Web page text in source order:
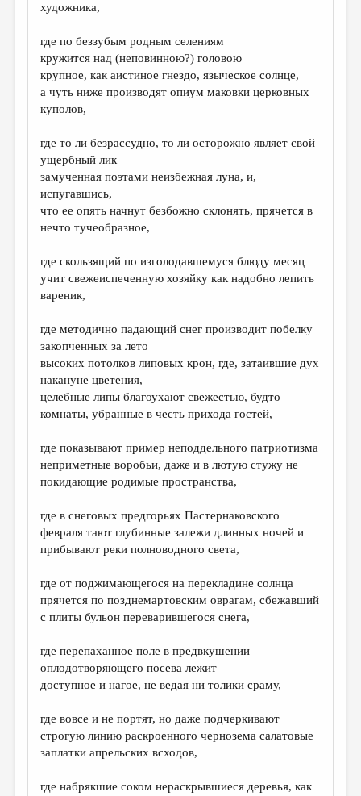
художника,
где по беззубым родным селениям
кружится над (неповинною?) головою
крупное, как аистиное гнездо, языческое солнце,
а чуть ниже производят опиум маковки церковных
куполов,
где то ли безрассудно, то ли осторожно являет свой
ущербный лик
замученная поэтами неизбежная луна, и,
испугавшись,
что ее опять начнут безбожно склонять, прячется в
нечто тучеобразное,
где скользящий по изголодавшемуся блюду месяц
учит свежеиспеченную хозяйку как надобно лепить
вареник,
где методично падающий снег производит побелку
закопченных за лето
высоких потолков липовых крон, где, затаившие дух
накануне цветения,
целебные липы благоухают свежестью, будто
комнаты, убранные в честь прихода гостей,
где показывают пример неподдельного патриотизма
неприметные воробьи, даже и в лютую стужу не
покидающие родимые пространства,
где в снеговых предгорьях Пастернаковского
февраля тают глубинные залежи длинных ночей и
прибывают реки полноводного света,
где от поджимающегося на перекладине солнца
прячется по позднемартовским оврагам, сбежавший
с плиты бульон переварившегося снега,
где перепаханное поле в предвкушении
оплодотворяющего посева лежит
доступное и нагое, не ведая ни толики сраму,
где вовсе и не портят, но даже подчеркивают
строгую линию раскроенного чернозема салатовые
заплатки апрельских всходов,
где набрякшие соком нераскрывшиеся деревья, как